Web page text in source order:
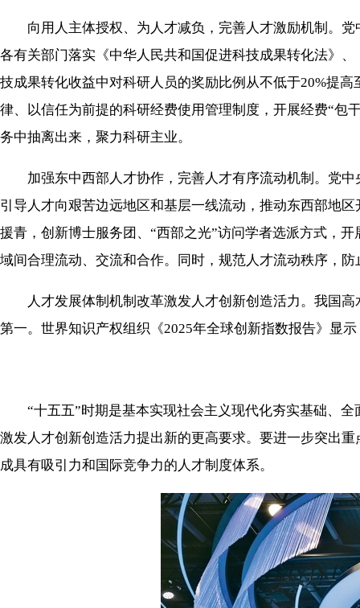
向用人主体授权、为人才减负，完善人才激励机制。党
各有关部门落实《中华人民共和国促进科技成果转化法》
技成果转化收益中对科研人员的奖励比例从不低于20%提
律、以信任为前提的科研经费使用管理制度，开展经费“包
务中抽离出来，聚力科研主业。
加强东中西部人才协作，完善人才有序流动机制。党中
引导人才向艰苦边远地区和基层一线流动，推动东西部地
援青，创新博士服务团、“西部之光”访问学者选派方式，
域间合理流动、交流和合作。同时，规范人才流动秩序，
人才发展体制机制改革激发人才创新创造活力。我国高
第一。世界知识产权组织《2025年全球创新指数报告》显
“十五五”时期是基本实现社会主义现代化夯实基础、全
激发人才创新创造活力提出新的更高要求。要进一步突出
成具有吸引力和国际竞争力的人才制度体系。